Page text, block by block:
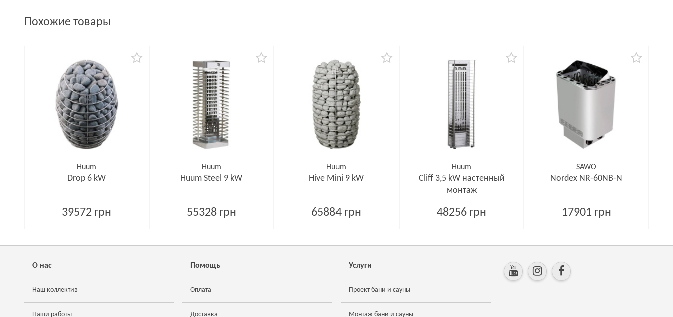
Похожие товары
Huum
Drop 6 kW
39572 грн
Huum
Huum Steel 9 kW
55328 грн
Huum
Hive Mini 9 kW
65884 грн
Huum
Cliff 3,5 kW настенный
монтаж
48256 грн
SAWO
Nordex NR-60NB-N
17901 грн
О нас
Наш коллектив
Наши работы
Помощь
Оплата
Доставка
Услуги
Проект бани и сауны
Монтаж бани и сауны